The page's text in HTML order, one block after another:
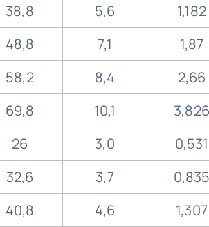
38,8 5,6 1,182
48,8 7,1 1,87
58,2 8,4 2,66
69,8 10,1 3,826
26 3,0 0,531
32,6 3,7 0,835
40,8 4,6 1,307